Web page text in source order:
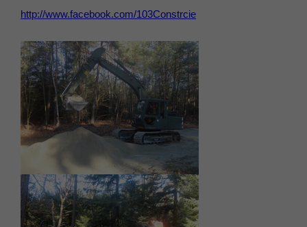
http://www.facebook.com/103Constrcie